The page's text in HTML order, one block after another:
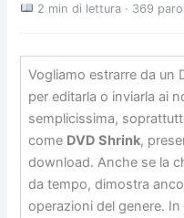
2 min di lettura · 369
Vogliamo estrarre da un
per editarla o inviarla ai
semplicissima,
come DVD Shrink,
download. Anche se la
da tempo, dimostra
operazioni del genere.